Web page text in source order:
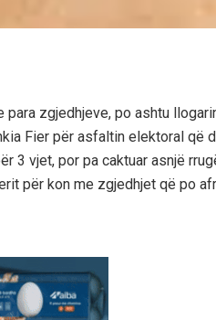
zgjedhjeve, po ashtu
Fier për asfaltin elektoral që
3 vjet, por pa caktuar asnjë
për kon me zgjedhjet që po